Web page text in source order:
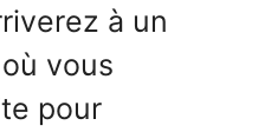
à un
vous
pour